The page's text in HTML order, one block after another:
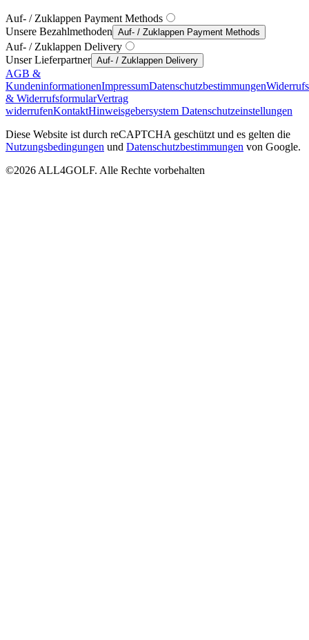
Auf- / Zuklappen Payment Methods
Unsere Bezahlmethoden Auf- / Zuklappen Payment Methods
Auf- / Zuklappen Delivery
Unser Lieferpartner Auf- / Zuklappen Delivery
AGB &
KundeninformationenImpressumDatenschutzbestimmungen
& WiderrufsformularVertrag
widerrufenKontaktHinweisgebersystem Datenschutzeinstellungen
Diese Website ist durch reCAPTCHA geschützt und es gelten die
Nutzungsbedingungen und Datenschutzbestimmungen von Google.
©2026 ALL4GOLF. Alle Rechte vorbehalten